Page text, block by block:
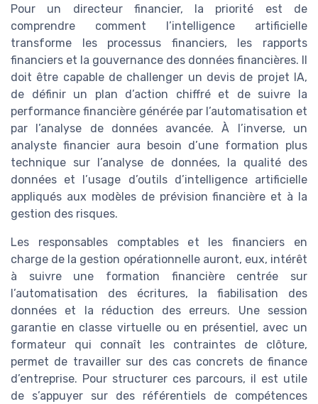
Pour un directeur financier, la priorité est de
comprendre comment l’intelligence artificielle
transforme les processus financiers, les rapports
financiers et la gouvernance des données financières. Il
doit être capable de challenger un devis de projet IA,
de définir un plan d’action chiffré et de suivre la
performance financière générée par l’automatisation et
par l’analyse de données avancée. À l’inverse, un
analyste financier aura besoin d’une formation plus
technique sur l’analyse de données, la qualité des
données et l’usage d’outils d’intelligence artificielle
appliqués aux modèles de prévision financière et à la
gestion des risques.
Les responsables comptables et les financiers en
charge de la gestion opérationnelle auront, eux, intérêt
à suivre une formation financière centrée sur
l’automatisation des écritures, la fiabilisation des
données et la réduction des erreurs. Une session
garantie en classe virtuelle ou en présentiel, avec un
formateur qui connaît les contraintes de clôture,
permet de travailler sur des cas concrets de finance
d’entreprise. Pour structurer ces parcours, il est utile
de s’appuyer sur des référentiels de compétences